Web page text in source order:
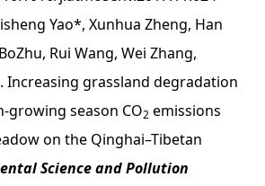
Yao*, Xunhua Zheng, Han
Rui Wang, Wei Zhang,
Increasing grassland degradation
growing season CO2 emissions
on the Qinghai–Tibetan
Science and Pollution